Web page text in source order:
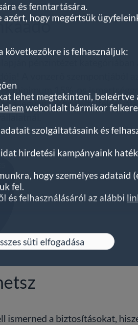
és fenntartására.
hogy megértsük
következőkre is felhasználjuk:
lehet megtekinteni, beleértve
weboldalt bármikor
szolgáltatásaink és
hirdetési kampányaink
hogy személyes adataid
fel.
és felhasználásáról az alábbi
süti elfogadása
pénzintézet kategóriában
A vonzerő szempontjából
minimum 15%-os ismertséggel
a legvonzóbbnak ítéltek a
ismerned a biztosításokat,